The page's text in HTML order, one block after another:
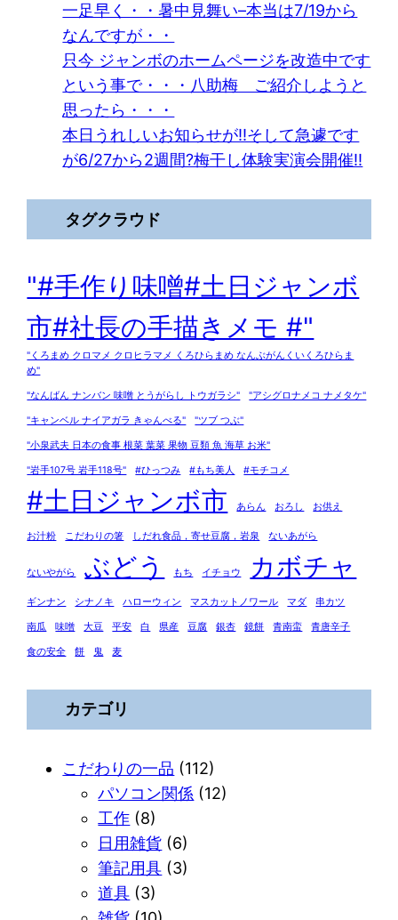
一足早く・・暑中見舞い–本当は7/19から
なんですが・・
只今 ジャンボのホームページを改造中です
という事で・・・八助梅 ご紹介しようと
思ったら・・・
本日うれしいお知らせが!!そして急遽です
が6/27から2週間?梅干し体験実演会開催!!
タグクラウド
"#手作り味噌#土日ジャンボ
市#社長の手描きメモ #"
"くろまめ クロマメ クロヒラマメ くろひらまめ なんぶがんくいくろひらま
め"
"なんばん ナンバン 味噌 とうがらし トウガラシ" "アシグロナメコ ナメタケ"
"キャンベル ナイアガラ きゃんべる" "ツブ つぶ"
"小泉武夫 日本の食事 根菜 葉菜 果物 豆類 魚 海草 お米"
"岩手107号 岩手118号" #ひっつみ #もち美人 #モチコメ
#土日ジャンボ市 あらん おろし お供え
お汁粉 こだわりの箸 しだれ食品，寄せ豆腐，岩泉 ないあがら
ないやがら ぶどう もち イチョウ カボチャ
ギンナン シナノキ ハローウィン マスカットノワール マダ 串カツ
南瓜 味噌 大豆 平安 白 県産 豆腐 銀杏 鏡餅 青南蛮 青唐辛子
食の安全 餅 鬼 麦
カテゴリ
こだわりの一品 (112)
パソコン関係 (12)
工作 (8)
日用雑貨 (6)
筆記用具 (3)
道具 (3)